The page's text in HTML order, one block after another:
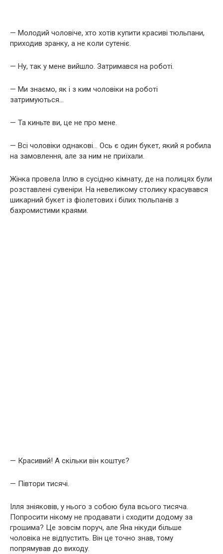
— Молодий чоловіче, хто хотів купити красиві тюльпани,
приходив зранку, а не коли сутеніє.
— Ну, так у мене вийшло. Затримався на роботі.
— Ми знаємо, як і з ким чоловіки на роботі
затримуються…
— Та киньте ви, це не про мене.
— Всі чоловіки однакові… Ось є один букет, який я робила
на замовлення, але за ним не приїхали.
Жінка провела Іллю в сусідню кімнату, де на полицях були
розставлені сувеніри. На невеликому столику красувався
шикарний букет із фіолетових і білих тюльпанів з
бахромистими краями.
— Красивий! А скільки він коштує?
— Півтори тисячі.
Ілля зніяковів, у нього з собою була всього тисяча.
Попросити нікому не продавати і сходити додому за
грошима? Це зовсім поруч, але Яна нікуди більше
чоловіка не відпустить. Він це точно знав, тому
попрямував до виходу.